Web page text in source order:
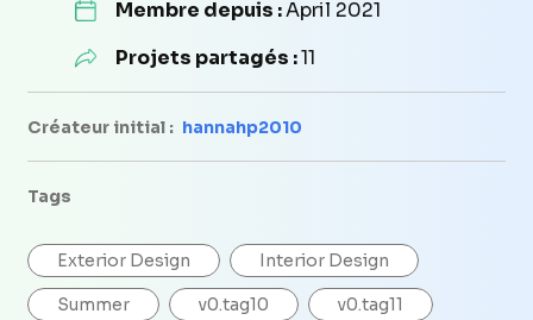
Membre depuis :April 2021
Projets partagés :11
Créateur initial : hannahp2010
Tags
Exterior Design Interior Design
Summer v0.tag10 v0.tag11